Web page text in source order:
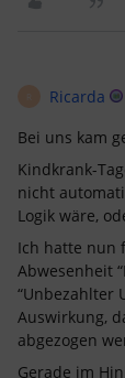
Ricarda
Bei uns kam
Kindkrank-
nicht
Logik wäre,
Ich hatte nun
Abwesenheit
“Unbezahlter
Auswirkung,
abgezogen
Gerade im